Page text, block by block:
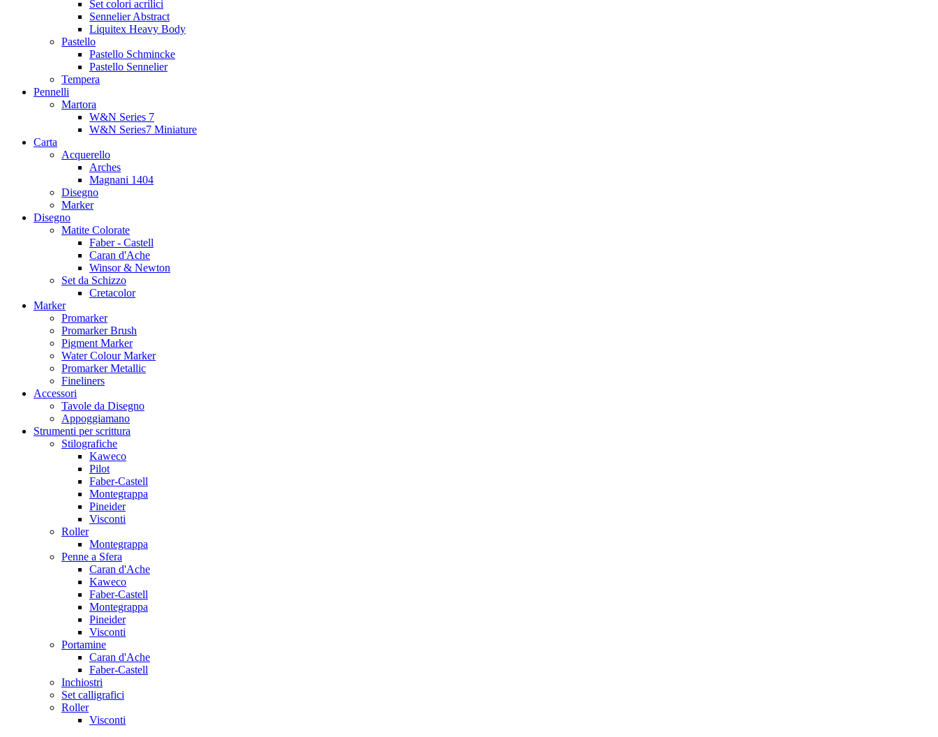
Set colori acrilici
Sennelier Abstract
Liquitex Heavy Body
Pastello
Pastello Schmincke
Pastello Sennelier
Tempera
Pennelli
Martora
W&N Series 7
W&N Series7 Miniature
Carta
Acquerello
Arches
Magnani 1404
Disegno
Marker
Disegno
Matite Colorate
Faber - Castell
Caran d'Ache
Winsor & Newton
Set da Schizzo
Cretacolor
Marker
Promarker
Promarker Brush
Pigment Marker
Water Colour Marker
Promarker Metallic
Fineliners
Accessori
Tavole da Disegno
Appoggiamano
Strumenti per scrittura
Stilografiche
Kaweco
Pilot
Faber-Castell
Montegrappa
Pineider
Visconti
Roller
Montegrappa
Penne a Sfera
Caran d'Ache
Kaweco
Faber-Castell
Montegrappa
Pineider
Visconti
Portamine
Caran d'Ache
Faber-Castell
Inchiostri
Set calligrafici
Roller
Visconti